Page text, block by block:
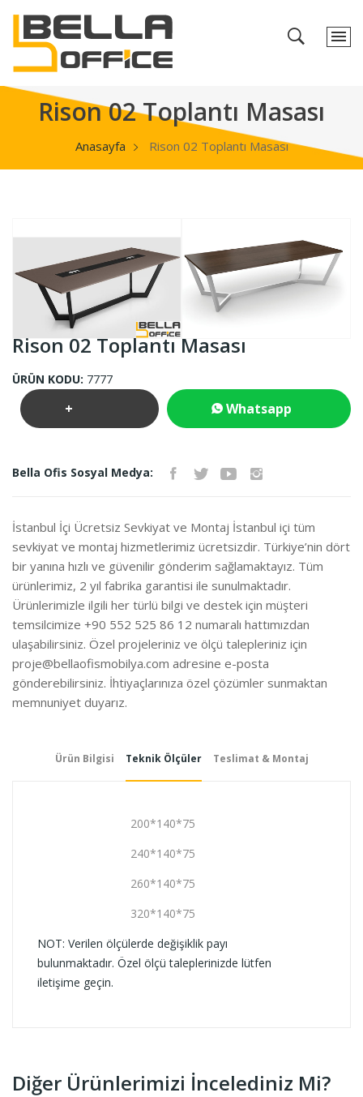
Rison 02 Toplantı Masası
Anasayfa Rison 02 Toplantı Masası
Rison 02 Toplantı Masası
ÜRÜN KODU: 7777
+ Whatsapp
Bella Ofis Sosyal Medya:
İstanbul İçi Ücretsiz Sevkiyat ve Montaj İstanbul içi tüm
sevkiyat ve montaj hizmetlerimiz ücretsizdir. Türkiye’nin dört
bir yanına hızlı ve güvenilir gönderim sağlamaktayız. Tüm
ürünlerimiz, 2 yıl fabrika garantisi ile sunulmaktadır.
Ürünlerimizle ilgili her türlü bilgi ve destek için müşteri
temsilcimize +90 552 525 86 12 numaralı hattımızdan
ulaşabilirsiniz. Özel projeleriniz ve ölçü talepleriniz için
proje@bellaofismobilya.com adresine e-posta
gönderebilirsiniz. İhtiyaçlarınıza özel çözümler sunmaktan
memnuniyet duyarız.
Ürün Bilgisi Teknik Ölçüler Teslimat & Montaj
200*140*75
240*140*75
260*140*75
320*140*75
NOT: Verilen ölçülerde değişiklik payı
bulunmaktadır. Özel ölçü taleplerinizde lütfen
iletişime geçin.
Diğer Ürünlerimizi İncelediniz Mi?